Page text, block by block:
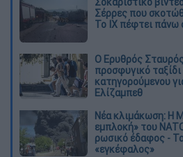
Σέρρες που
Το ΙΧ πέφτει
Ο Ερυθρός
προσφυγικό
κατηγορούμενου
Ελίζαμπεθ
Νέα κλιμάκωση: Η
εμπλοκή» του
ρωσικό έδαφος -
«εγκέφαλος»